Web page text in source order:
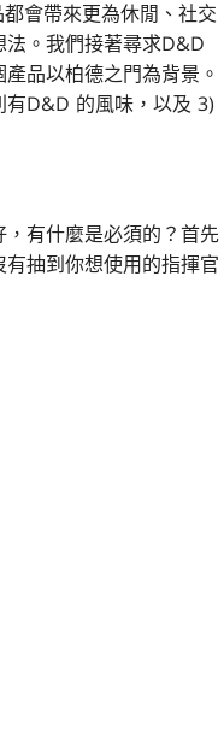
會帶來更為休閒、社交
。我們接著尋求D&D
品以柏德之門為背景。
有D&D 的風味，以及 3)
有什麼是必須的？首先
抽到你想使用的指揮官